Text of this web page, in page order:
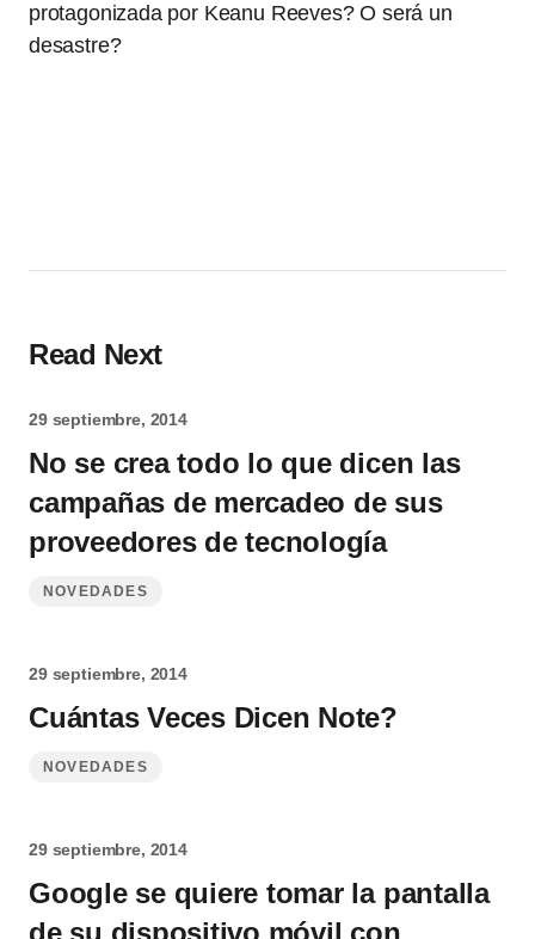
protagonizada por Keanu Reeves? O será un
desastre?
Read Next
29 septiembre, 2014
No se crea todo lo que dicen las
campañas de mercadeo de sus
proveedores de tecnología
NOVEDADES
29 septiembre, 2014
Cuántas Veces Dicen Note?
NOVEDADES
29 septiembre, 2014
Google se quiere tomar la pantalla
de su dispositivo móvil con